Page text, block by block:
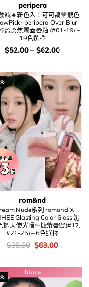
peripera
減🔥新色入！可可調🤎靚色
Over Blur
盈柔焦霧面唇釉 (#01-19) –
19色選擇
價
錢：
$52.00 – $62.00
rom&nd
Nude系列 romand X
Glasting Color Gloss 奶
調天使光環✨糖漿唇蜜(#12,
#21-25) – 6色選擇
價
錢：
$96.00 Original
price
$96.00.
$68.00Current
$68.00.